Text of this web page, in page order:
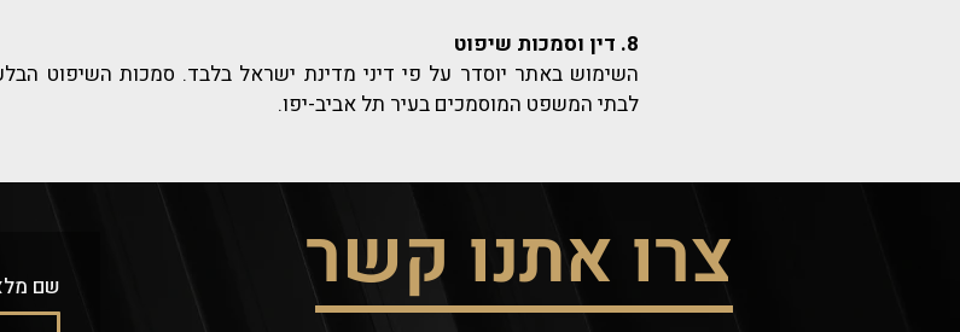
8. דין וסמכות שיפוט
השימוש באתר יוסדר על פי דיני מדינת ישראל בלבד. סמכות השיפוט
לבתי המשפט המוסמכים בעיר תל אביב-יפו.
שם צרו אתנו קשר